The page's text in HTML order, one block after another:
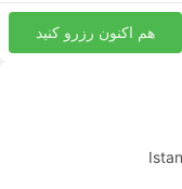
هم اکنون رزرو کنید